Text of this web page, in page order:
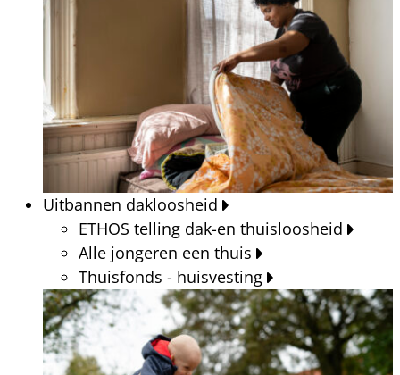
Uitbannen dakloosheid
ETHOS telling dak-en thuisloosheid
Alle jongeren een thuis
Thuisfonds - huisvesting